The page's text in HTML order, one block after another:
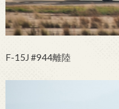
F-15J #944離陸